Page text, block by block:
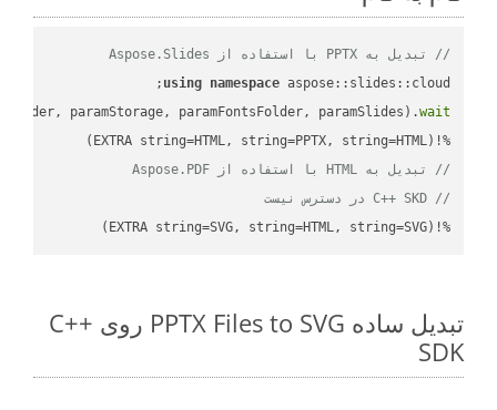
// تبدیل به PPTX با استفاده از Aspose.Slides
using namespace
paramStorage, paramFontsFolder, paramSlides).wait
%!(EXTRA string=HTML, string=PPTX, string=HTML)
// تبدیل به HTML با استفاده از Aspose.PDF
// C++ SKD در دسترس نیست
%!(EXTRA string=SVG, string=HTML, string=SVG)
تبدیل ساده PPTX Files to SVG روی C++
SDK